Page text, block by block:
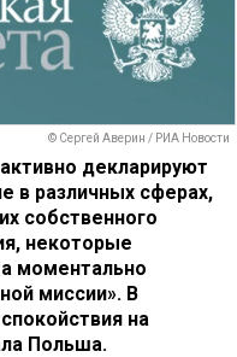
© Сергей Аверин / РИА Новости
декларируют
в различных сферах,
собственного
некоторые
моментально
миссии». В
на
Польша.